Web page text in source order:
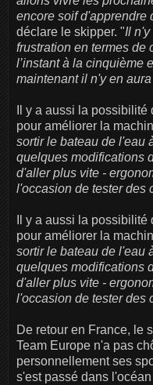
encore soif d'apprendre
déclare le skipper. "Il n'y
frustration en termes de
l’instant à la cinquième
maintenant il n'y en
Il y a aussi la possibilité
pour améliorer la
sortir le bateau de l'eau
quelques modifications
d'aller plus vite -
l'occasion de tester des
Il y a aussi la possibilité
pour améliorer la
sortir le bateau de l'eau
quelques modifications
d'aller plus vite -
l'occasion de tester des
De retour en France, le
Team Europe n'a pas
personnellement ses
s'est passé dans